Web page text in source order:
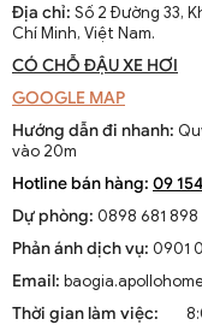
Địa chỉ: Số 2 Đường 33,
Chí Minh, Việt Nam.
CÓ CHỖ ĐẬU XE HƠI
GOOGLE MAP
Hướng dẫn đi nhanh:
vào 20m
Hotline bán hàng: 09
Dự phòng: 0898 681 898
Phản ánh dịch vụ: 0901
Email:
Thời gian làm việc: